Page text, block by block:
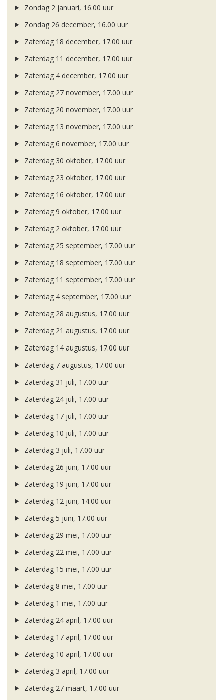
Zondag 2 januari, 16.00 uur
Zondag 26 december, 16.00 uur
Zaterdag 18 december, 17.00 uur
Zaterdag 11 december, 17.00 uur
Zaterdag 4 december, 17.00 uur
Zaterdag 27 november, 17.00 uur
Zaterdag 20 november, 17.00 uur
Zaterdag 13 november, 17.00 uur
Zaterdag 6 november, 17.00 uur
Zaterdag 30 oktober, 17.00 uur
Zaterdag 23 oktober, 17.00 uur
Zaterdag 16 oktober, 17.00 uur
Zaterdag 9 oktober, 17.00 uur
Zaterdag 2 oktober, 17.00 uur
Zaterdag 25 september, 17.00 uur
Zaterdag 18 september, 17.00 uur
Zaterdag 11 september, 17.00 uur
Zaterdag 4 september, 17.00 uur
Zaterdag 28 augustus, 17.00 uur
Zaterdag 21 augustus, 17.00 uur
Zaterdag 14 augustus, 17.00 uur
Zaterdag 7 augustus, 17.00 uur
Zaterdag 31 juli, 17.00 uur
Zaterdag 24 juli, 17.00 uur
Zaterdag 17 juli, 17.00 uur
Zaterdag 10 juli, 17.00 uur
Zaterdag 3 juli, 17.00 uur
Zaterdag 26 juni, 17.00 uur
Zaterdag 19 juni, 17.00 uur
Zaterdag 12 juni, 14.00 uur
Zaterdag 5 juni, 17.00 uur
Zaterdag 29 mei, 17.00 uur
Zaterdag 22 mei, 17.00 uur
Zaterdag 15 mei, 17.00 uur
Zaterdag 8 mei, 17.00 uur
Zaterdag 1 mei, 17.00 uur
Zaterdag 24 april, 17.00 uur
Zaterdag 17 april, 17.00 uur
Zaterdag 10 april, 17.00 uur
Zaterdag 3 april, 17.00 uur
Zaterdag 27 maart, 17.00 uur